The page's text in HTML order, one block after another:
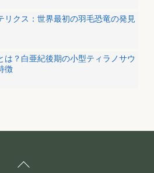
リクス：世界最初の羽毛恐竜の発見
は？白亜紀後期の小型ティラノサウ
徴
To